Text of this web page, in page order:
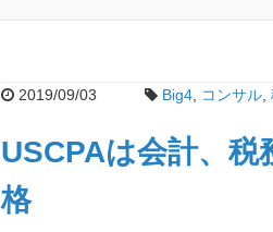
2019/09/03 Big4 コンサル
USCPAは会計、
格